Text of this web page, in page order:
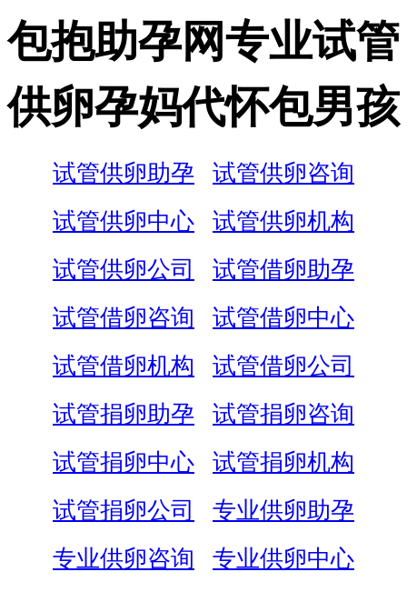
包抱助孕网专业试管
供卵孕妈代怀包男孩
试管供卵助孕
试管供卵咨询
试管供卵中心
试管供卵机构
试管供卵公司
试管借卵助孕
试管借卵咨询
试管借卵中心
试管借卵机构
试管借卵公司
试管捐卵助孕
试管捐卵咨询
试管捐卵中心
试管捐卵机构
试管捐卵公司
专业供卵助孕
专业供卵咨询
专业供卵中心